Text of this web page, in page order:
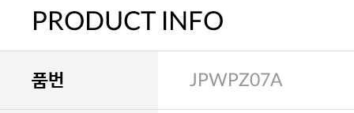
PRODUCT INFO
품번 JPWPZ07A